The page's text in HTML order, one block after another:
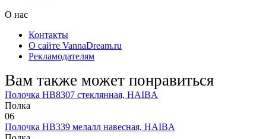
О нас
Контакты
О сайте VannaDream.ru
Рекламодателям
Вам также может понравиться
Полочка HB8307 стеклянная, HAIBA
Полка
06
Полочка HB339 мелалл навесная, HAIBA